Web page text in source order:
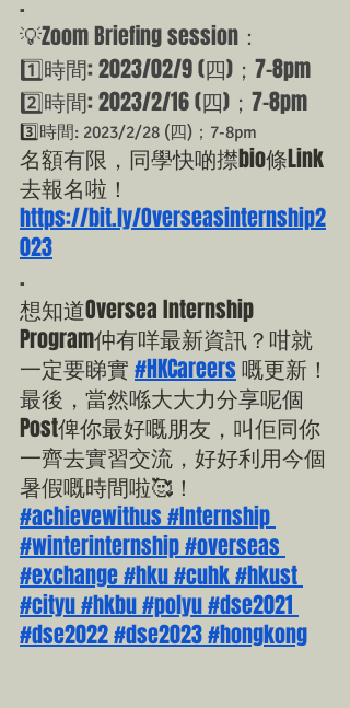
💡Zoom Briefing session：
1️⃣時間: 2023/02/9 (四)；7-8pm
2️⃣時間: 2023/2/16 (四)；7-8pm
3️⃣時間: 2023/2/28 (四)；7-8pm
名額有限，同學快啲㩒bio條Link
去報名啦！
https://bit.ly/Overseasinternship2
023
.
想知道Oversea Internship
Program仲有咩最新資訊？咁就
一定要睇實 #HKCareers 嘅更新！
最後，當然喺大大力分享呢個
Post俾你最好嘅朋友，叫佢同你
一齊去實習交流，好好利用今個
暑假嘅時間啦🥰！
#achievewithus #Internship
#winterinternship#overseas
#exchange#hku#cuhk#hkust
#cityu#hkbu#polyu#dse2021
#dse2022#dse2023#hongkong